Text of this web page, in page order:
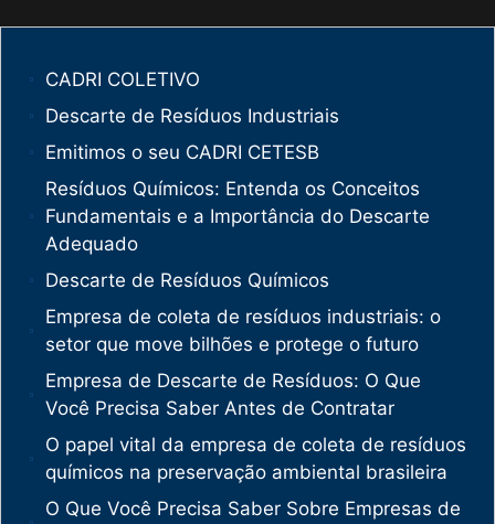
CADRI COLETIVO
Descarte de Resíduos Industriais
Emitimos o seu CADRI CETESB
Resíduos Químicos: Entenda os Conceitos
Fundamentais e a Importância do Descarte
Adequado
Descarte de Resíduos Químicos
Empresa de coleta de resíduos industriais: o
setor que move bilhões e protege o futuro
Empresa de Descarte de Resíduos: O Que
Você Precisa Saber Antes de Contratar
O papel vital da empresa de coleta de resíduos
químicos na preservação ambiental brasileira
O Que Você Precisa Saber Sobre Empresas de